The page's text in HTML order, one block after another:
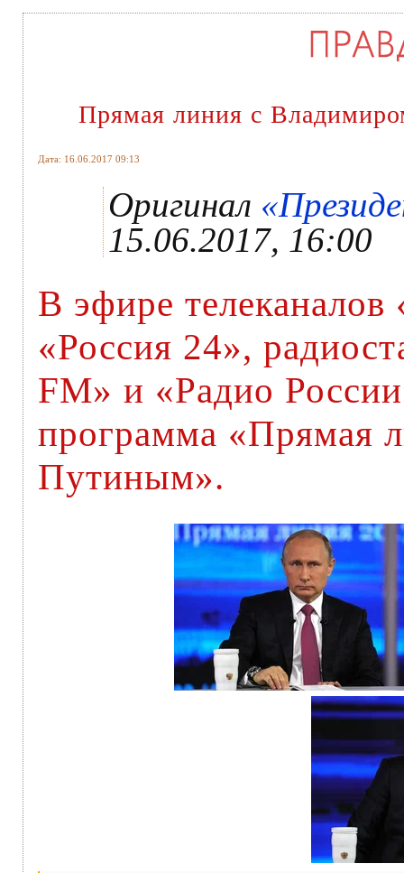
Прямая линия с
Дата: 16.06.2017 09:13
Оригинал
15.06.2017, 16:00
В эфире
«Россия 24»,
FM» и «Радио
программа «Прямая
Путиным».